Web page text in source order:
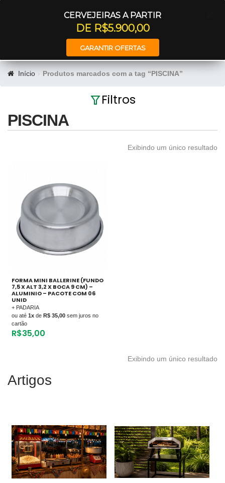
CERVEJEIRAS A PARTIR
DE R$5.900,00
GARANTIR OFERTAS
Início Produtos marcados com a tag “PISCINA”
Filtros
PISCINA
Exibindo um único resultado
FORMA MINI BALLERINE (FUNDO
7,5 X ALT 3,2 X BOCA 9 CM) –
ALUMINIO – PACOTE COM 06
UNID
+ PADARIA
ou até 1x de R$ 35,00 sem juros no
cartão
R$35,00
Exibindo um único resultado
Artigos